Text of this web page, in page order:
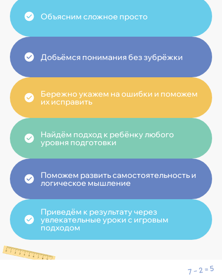
Объясним сложное просто
Добьёмся понимания без зубрёжки
Бережно укажем на ошибки и поможем
их исправить
Найдём подход к ребёнку любого
уровня подготовки
Поможем развить самостоятельность и
логическое мышление
Приведём к результату через
увлекательные уроки с игровым
подходом